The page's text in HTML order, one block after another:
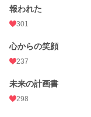
報われた
301
心からの笑顔
237
未来の計画書
298